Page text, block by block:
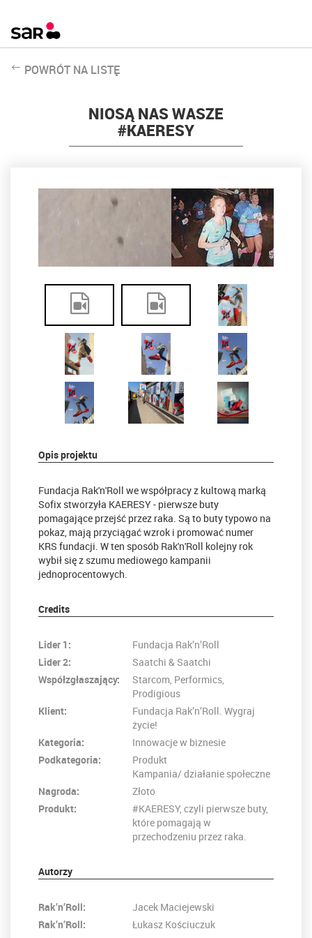
POWRÓT NA LISTĘ
NIOSĄ NAS WASZE
#KAERESY
Opis projektu
Fundacja Rak'n'Roll we współpracy z kultową marką
Sofix stworzyła KAERESY - pierwsze buty
pomagające przejść przez raka. Są to buty typowo na
pokaz, mają przyciągać wzrok i promować numer
KRS fundacji. W ten sposób Rak'n'Roll kolejny rok
wybił się z szumu mediowego kampanii
jednoprocentowych.
Credits
Lider 1:
Fundacja Rak’n’Roll
Lider 2:
Saatchi & Saatchi
Współzgłaszający:
Starcom, Performics,
Prodigious
Klient:
Fundacja Rak’n’Roll. Wygraj
życie!
Kategoria:
Innowacje w biznesie
Podkategoria:
Produkt
Kampania/ działanie społeczne
Nagroda:
Złoto
Produkt:
#KAERESY, czyli pierwsze buty,
które pomagają w
przechodzeniu przez raka.
Autorzy
Rak’n’Roll:
Jacek Maciejewski
Rak’n’Roll:
Łukasz Kościuczuk